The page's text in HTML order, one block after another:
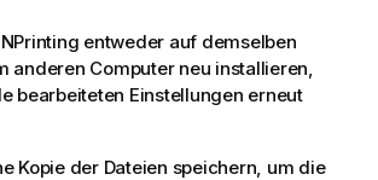
entweder auf demselben
anderen Computer neu installieren,
bearbeiteten Einstellungen erneut
Kopie der Dateien speichern, um die